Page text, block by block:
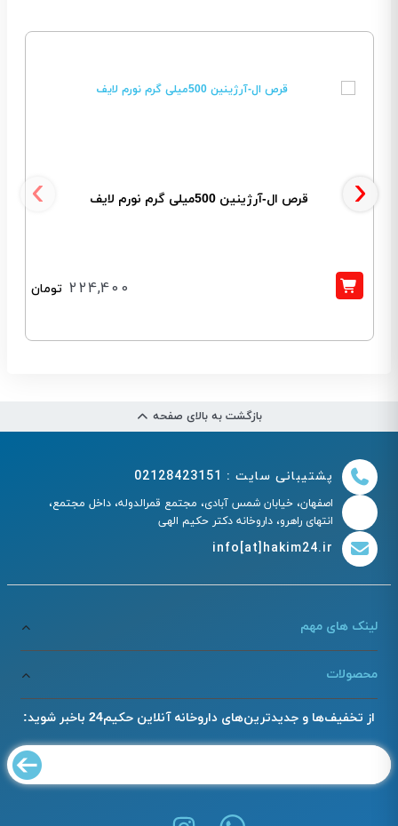
قرص ال-آرژینین 500میلی گرم نورم لایف
224,400 تومان
‹ ›
بازگشت به بالای صفحه
پشتیبانی سایت : 02128423151
اصفهان، خیابان شمس آبادی، مجتمع قمرالدوله، داخل مجتمع،
انتهای راهرو، داروخانه دکتر حکیم الهی
info[at]hakim24.ir
لینک های مهم
محصولات
از تخفیف‌ها و جدیدترین‌های داروخانه آنلاین حکیم24 باخبر شوید: